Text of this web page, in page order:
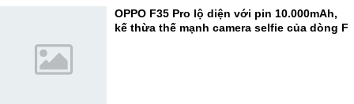
OPPO F35 Pro lộ diện với pin 10.000mAh,
kế thừa thế mạnh camera selfie của dòng F